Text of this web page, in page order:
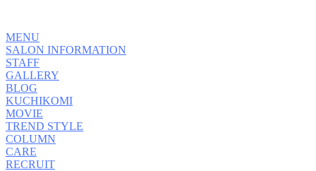
MENU
SALON INFORMATION
STAFF
GALLERY
BLOG
KUCHIKOMI
MOVIE
TREND STYLE
COLUMN
CARE
RECRUIT